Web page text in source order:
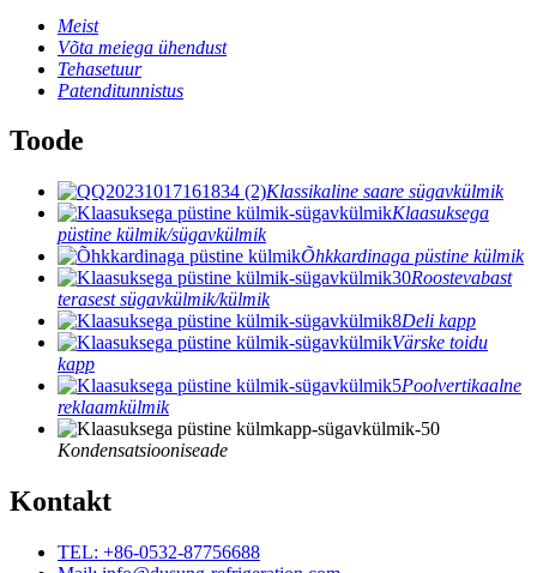
Meist
Võta meiega ühendust
Tehasetuur
Patenditunnistus
Toode
Klassikaline saare sügavkülmik
Klaasuksega
püstine külmik/sügavkülmik
Õhkkardinaga püstine külmik
Roostevabast
terasest sügavkülmik/külmik
Deli kapp
Värske toidu
kapp
Poolvertikaalne
reklaamkülmik
Kondensatsiooniseade
Kontakt
TEL: +86-0532-87756688